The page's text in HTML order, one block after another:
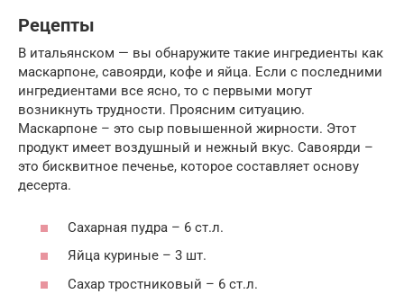
Рецепты
В итальянском — вы обнаружите такие ингредиенты как
маскарпоне, савоярди, кофе и яйца. Если с последними
ингредиентами все ясно, то с первыми могут
возникнуть трудности. Проясним ситуацию.
Маскарпоне – это сыр повышенной жирности. Этот
продукт имеет воздушный и нежный вкус. Савоярди –
это бисквитное печенье, которое составляет основу
десерта.
Сахарная пудра – 6 ст.л.
Яйца куриные – 3 шт.
Сахар тростниковый – 6 ст.л.